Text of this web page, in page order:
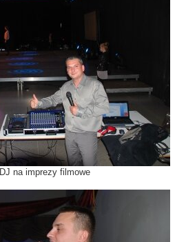
DJ na imprezy filmowe